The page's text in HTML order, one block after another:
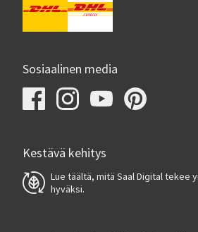
Sosiaalinen media
Kestävä kehitys
Lue täältä, mitä Saal Digital tekee
hyväksi.